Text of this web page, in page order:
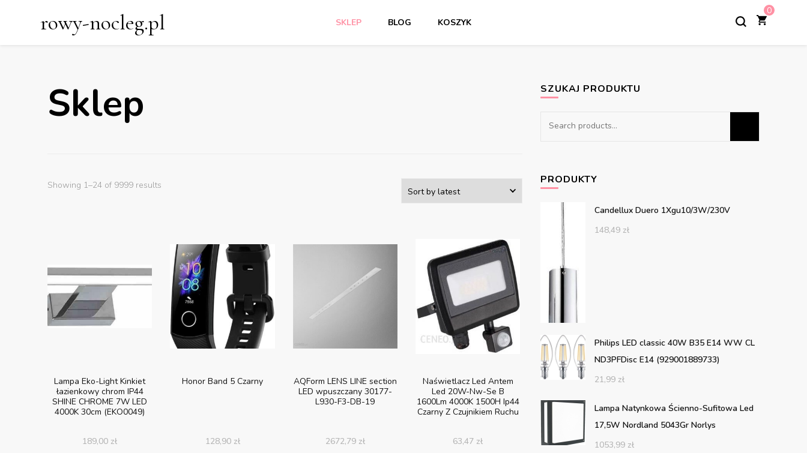
rowy-nocleg.pl SKLEP BLOG KOSZYK
0
Sklep
Showing 1–24 of 9999 results
Lampa Eko-Light Kinkiet
łazienkowy chrom IP44
SHINE CHROME 7W LED
4000K 30cm (EKO0049)
189,00 zł
Honor Band 5 Czarny
128,90 zł
AQForm LENS LINE section
LED wpuszczany 30177-
L930-F3-DB-19
2672,79 zł
Naświetlacz Led Antem
Led 20W-Nw-Se B
1600Lm 4000K 1500H Ip44
Czarny Z Czujnikiem Ruchu
63,47 zł
SZUKAJ PRODUKTU
Search
PRODUKTY
Candellux Duero 1Xgu10/3W/230V
148,49 zł
Philips LED classic 40W B35 E14 WW CL
ND3PFDisc E14 (929001889733)
21,99 zł
Lampa Natynkowa Ścienno-Sufitowa Led
17,5W Nordland 5043Gr Norlys
1053,99 zł